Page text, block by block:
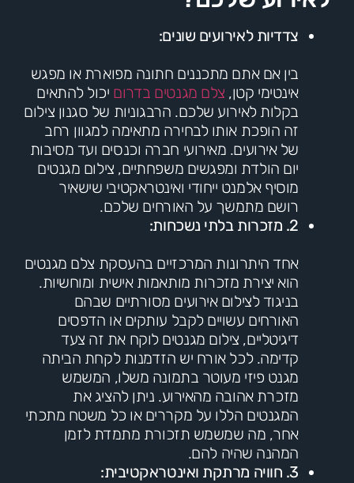
צדדיות לאירועים שונים:
בין אם אתם מתכננים חתונה מפוארת או מפגש
אינטימי קטן, צלם מגנטים בדרום יכול להתאים
בקלות לאירוע שלכם. הרבגוניות של סגנון צילום
זה הופכת אותו לבחירה מתאימה למגוון רחב
של אירועים. מאירועי חברה וכנסים ועד מסיבות
יום הולדת ומפגשים משפחתיים, צילום מגנטים
מוסיף אלמנט ייחודי ואינטראקטיבי שישאיר
רושם מתמשך על האורחים שלכם.
2. מזכרות בלתי נשכחות:
אחד היתרונות המרכזיים בהעסקת צלם מגנטים
הוא יצירת מזכרות מותאמות אישית ומוחשיות.
בניגוד לצילום אירועים מסורתיים שבהם
האורחים עשויים לקבל עותקים או הדפסים
דיגיטליים, צילום מגנטים לוקח את זה צעד
קדימה. לכל אורח יש הזדמנות לקחת הביתה
מגנט פיזי מעוטר בתמונה משלו, המשמש
מזכרת אהובה מהאירוע. ניתן להציג את
המגנטים הללו על מקררים או כל משטח מתכתי
אחר, מה שמשמש תזכורת מתמדת לזמן
המהנה שהיה להם.
3. חוויה מרתקת ואינטראקטיבית: